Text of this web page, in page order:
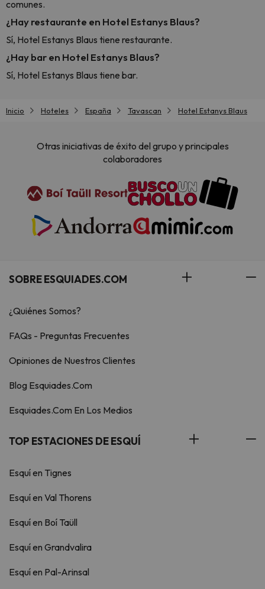
comunes.
¿Hay restaurante en Hotel Estanys Blaus?
Sí, Hotel Estanys Blaus tiene restaurante.
¿Hay bar en Hotel Estanys Blaus?
Sí, Hotel Estanys Blaus tiene bar.
Inicio Hoteles España Tavascan Hotel Estanys Blaus
Otras iniciativas de éxito del grupo y principales
colaboradores
SOBRE ESQUIADES.COM
¿Quiénes Somos?
FAQs - Preguntas Frecuentes
Opiniones de Nuestros Clientes
Blog Esquiades.Com
Esquiades.Com En Los Medios
TOP ESTACIONES DE ESQUÍ
Esquí en Tignes
Esquí en Val Thorens
Esquí en Boí Taüll
Esquí en Grandvalira
Esquí en Pal-Arinsal